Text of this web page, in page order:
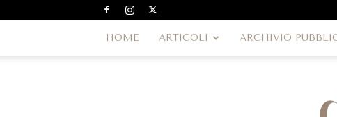
HOME ARTICOLI ARCHIVIO